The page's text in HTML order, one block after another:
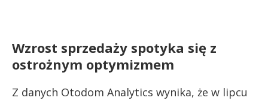
Wzrost sprzedaży spotyka się z
ostrożnym optymizmem
Z danych Otodom Analytics wynika, że w lipcu